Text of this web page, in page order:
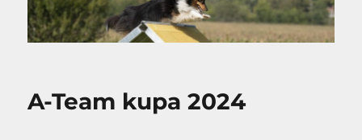
A-Team kupa 2024